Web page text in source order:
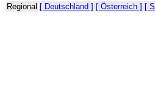
Regional [ Deutschland ] [ Österreich ] [